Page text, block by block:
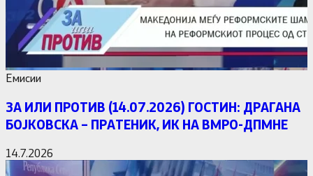
Емисии
ЗА ИЛИ ПРОТИВ (14.07.2026) ГОСТИН: ДРАГАНА
БОЈКОВСКА – ПРАТЕНИК, ИК НА ВМРО-ДПМНЕ
14.7.2026